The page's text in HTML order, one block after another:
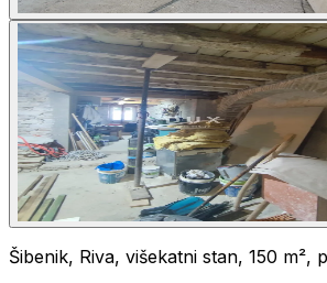
Šibenik, Riva, višekatni stan, 150 m²,